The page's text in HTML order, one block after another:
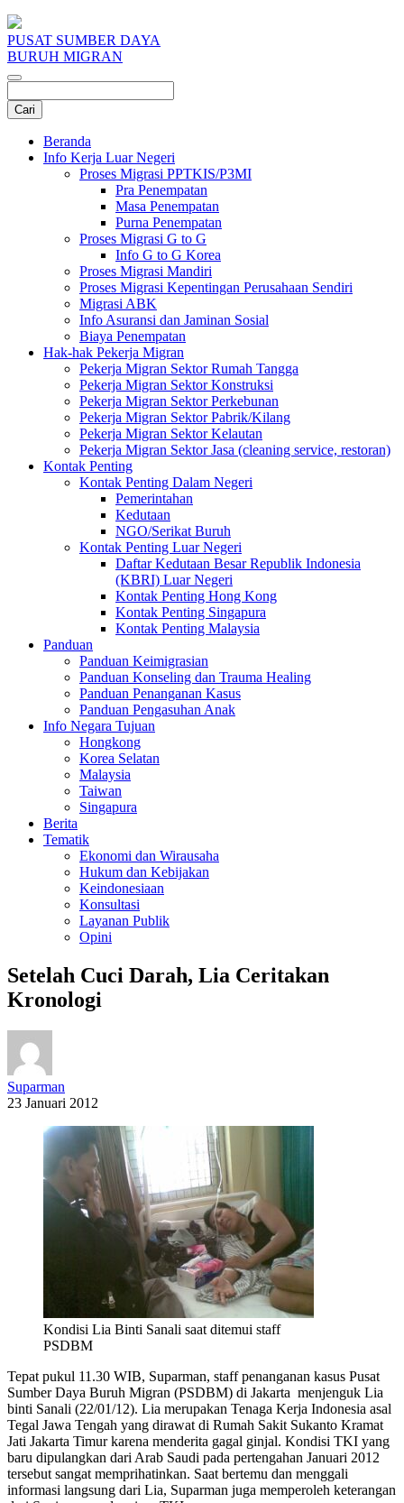
PUSAT SUMBER DAYA
BURUH MIGRAN
Beranda
Info Kerja Luar Negeri
Proses Migrasi PPTKIS/P3MI
Pra Penempatan
Masa Penempatan
Purna Penempatan
Proses Migrasi G to G
Info G to G Korea
Proses Migrasi Mandiri
Proses Migrasi Kepentingan Perusahaan Sendiri
Migrasi ABK
Info Asuransi dan Jaminan Sosial
Biaya Penempatan
Hak-hak Pekerja Migran
Pekerja Migran Sektor Rumah Tangga
Pekerja Migran Sektor Konstruksi
Pekerja Migran Sektor Perkebunan
Pekerja Migran Sektor Pabrik/Kilang
Pekerja Migran Sektor Kelautan
Pekerja Migran Sektor Jasa (cleaning service, restoran)
Kontak Penting
Kontak Penting Dalam Negeri
Pemerintahan
Kedutaan
NGO/Serikat Buruh
Kontak Penting Luar Negeri
Daftar Kedutaan Besar Republik Indonesia
(KBRI) Luar Negeri
Kontak Penting Hong Kong
Kontak Penting Singapura
Kontak Penting Malaysia
Panduan
Panduan Keimigrasian
Panduan Konseling dan Trauma Healing
Panduan Penanganan Kasus
Panduan Pengasuhan Anak
Info Negara Tujuan
Hongkong
Korea Selatan
Malaysia
Taiwan
Singapura
Berita
Tematik
Ekonomi dan Wirausaha
Hukum dan Kebijakan
Keindonesiaan
Konsultasi
Layanan Publik
Opini
Setelah Cuci Darah, Lia Ceritakan
Kronologi
Suparman
23 Januari 2012
Kondisi Lia Binti Sanali saat ditemui staff
PSDBM
Tepat pukul 11.30 WIB, Suparman, staff penanganan kasus Pusat
Sumber Daya Buruh Migran (PSDBM) di Jakarta menjenguk Lia
binti Sanali (22/01/12). Lia merupakan Tenaga Kerja Indonesia asal
Tegal Jawa Tengah yang dirawat di Rumah Sakit Sukanto Kramat
Jati Jakarta Timur karena menderita gagal ginjal. Kondisi TKI yang
baru dipulangkan dari Arab Saudi pada pertengahan Januari 2012
tersebut sangat memprihatinkan. Saat bertemu dan menggali
informasi langsung dari Lia, Suparman juga memperoleh keterangan